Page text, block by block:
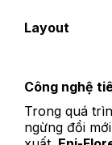
Layout
Công nghệ
Trong quá
ngừng đổi